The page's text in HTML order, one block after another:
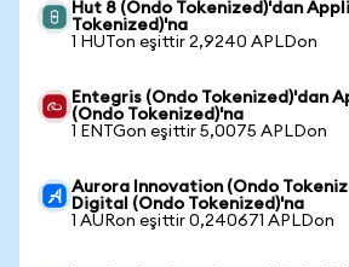
Hut 8 (Ondo Tokenized)'dan
Tokenized)'na
1 HUTon eşittir 2,9240 APLDon
Entegris (Ondo Tokenized)'dan
(Ondo Tokenized)'na
1 ENTGon eşittir 5,0075 APLDon
Aurora Innovation (Ondo
Digital (Ondo Tokenized)'na
1 AURon eşittir 0,240671 APLDon